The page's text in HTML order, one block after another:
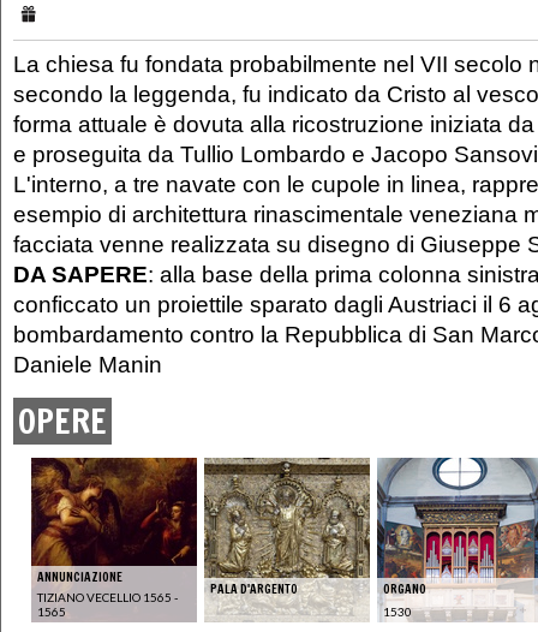
La chiesa fu fondata probabilmente nel VII secolo
secondo la leggenda, fu indicato da Cristo al
forma attuale è dovuta alla ricostruzione iniziata
e proseguita da Tullio Lombardo e Jacopo
L'interno, a tre navate con le cupole in linea,
esempio di architettura rinascimentale veneziana
facciata venne realizzata su disegno di Giuseppe
DA SAPERE: alla base della prima colonna
conficcato un proiettile sparato dagli Austriaci il 6
bombardamento contro la Repubblica di San
Daniele Manin
OPERE
ANNUNCIAZIONE
TIZIANO VECELLIO 1565 -
1565
PALA D'ARGENTO ORGANO
1530